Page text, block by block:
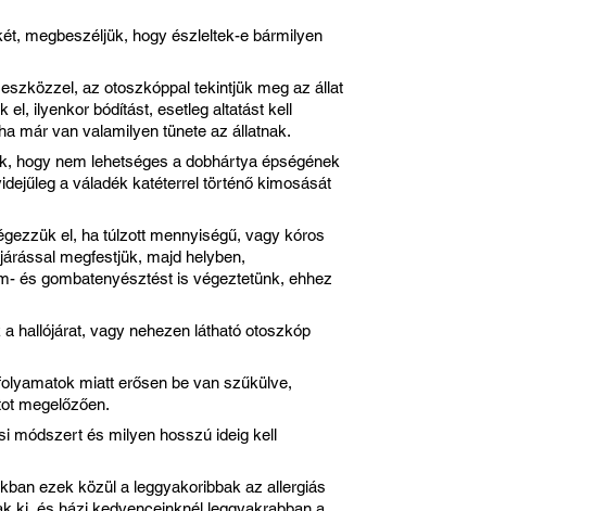
megbeszéljük, hogy észleltek-e bármilyen
az otoszkóppal tekintjük meg az állat
el, ilyenkor bódítást, esetleg altatást kell
már van valamilyen tünete az állatnak.
hogy nem lehetséges a dobhártya épségének
a váladék katéterrel történő kimosását
el, ha túlzott mennyiségű, vagy kóros
megfestjük, majd helyben,
és gombatenyésztést is végeztetünk, ehhez
hallójárat, vagy nehezen látható otoszkóp
miatt erősen be van szűkülve,
megelőzően.
módszert és milyen hosszú ideig kell
ezek közül a leggyakoribbak az allergiás